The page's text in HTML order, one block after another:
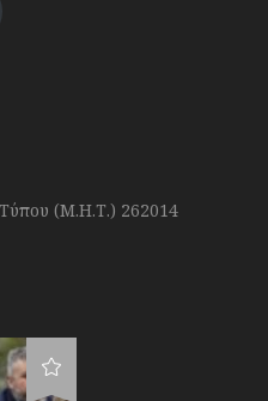
(Μ.Η.Τ.) 262014